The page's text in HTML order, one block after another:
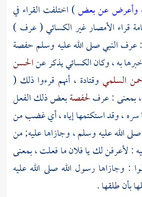
وأعرض عن بعض) اختلفت القراء في
قراء الأمصار غير الكسائي( عرف )
عرف النبي صلى الله عليه وسلمحفصة
به ، وكانالكسائييذكر عنالحسن
السلمي وقتادة ، أنهم قرءوا ذلك (
بمعنى : عرفلحفصةبعض ذلك الفعل
سره ، وقد استكتمها إياه ، أي غضب من
الله عليه وسلم ، وجازاها عليه; من
: لأعرفن لك يا فلان ما فعلت ، بمعنى
: وجازاها رسول الله صلى الله عليه
بأن طلقها .